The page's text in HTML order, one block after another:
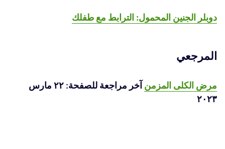
دوبلر الجنين المحمول: الترابط مع طفلك
المرجعي
مرض الكلى المزمن
آخر مراجعة للصفحة: ٢٢ مارس
٢٠٢٣